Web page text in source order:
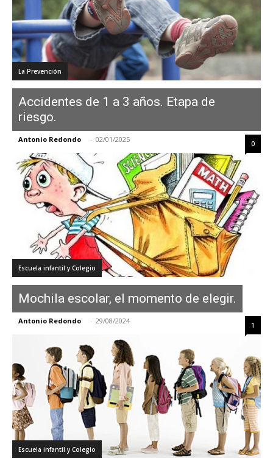
La Prevención
Accidentes de 1 a 3 años. Etapa de
riesgo.
Antonio Redondo - 02/01/2025 0
Escuela infantil y Colegio
Mochila escolar, el momento de elegir.
Antonio Redondo - 29/08/2024 1
Escuela infantil y Colegio